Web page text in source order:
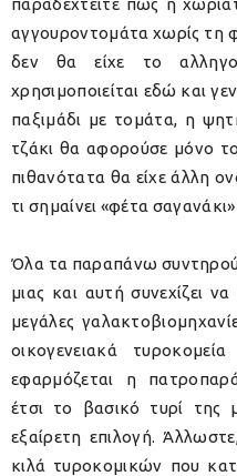
παραδεχτείτε πως η
αγγουροντομάτα χωρίς τη
δεν θα είχε το
χρησιμοποιείται εδώ και
παξιμάδι με τομάτα, η
τζάκι θα αφορούσε μόνο
πιθανότατα θα είχε άλλη
τι σημαίνει «φέτα
Όλα τα παραπάνω
μιας και αυτή συνεχίζει
μεγάλες
οικογενειακά
εφαρμόζεται η
έτσι το βασικό τυρί της
εξαίρετη επιλογή.
κιλά τυροκομικών που